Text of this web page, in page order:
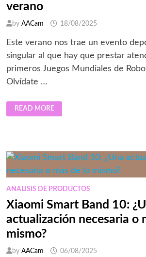
verano
by AACam 18/08/2025
Este verano nos trae un evento
singular al que hay que prestar
primeros Juegos Mundiales de
Olvídate …
LOS
JUEGOS
MUNDIALES
EN
CHINA
VERANO
READ MORE
ANALISIS DE PRODUCTOS
Xiaomi Smart Band 10:
actualización necesaria o
mismo?
by AACam 06/08/2025